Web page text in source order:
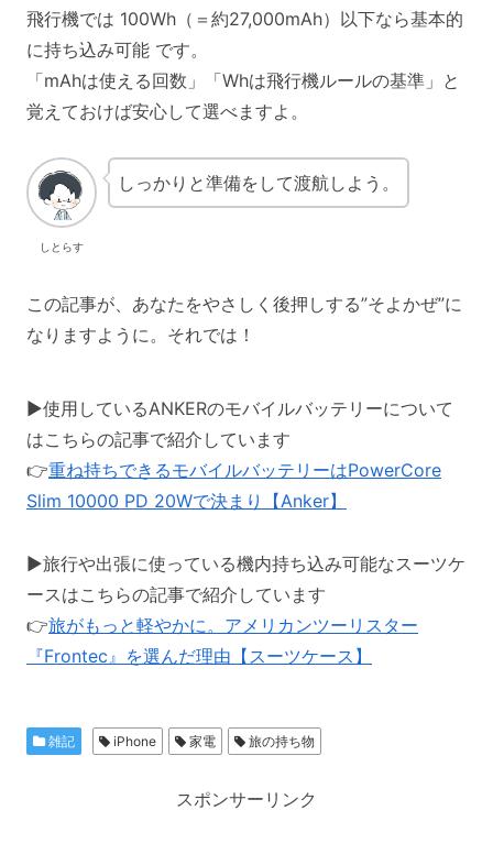
飛行機では 100Wh（＝約27,000mAh）以下なら基本的
に持ち込み可能 です。
「mAhは使える回数」「Whは飛行機ルールの基準」と
覚えておけば安心して選べますよ。
しとらす
しっかりと準備をして渡航しよう。
この記事が、あなたをやさしく後押しする”そよかぜ”に
なりますように。それでは！
▶使用しているANKERのモバイルバッテリーについて
はこちらの記事で紹介しています
👉重ね持ちできるモバイルバッテリーはPowerCore
Slim 10000 PD 20Wで決まり【Anker】
▶旅行や出張に使っている機内持ち込み可能なスーツケ
ースはこちらの記事で紹介しています
👉旅がもっと軽やかに。アメリカンツーリスター
『Frontec』を選んだ理由【スーツケース】
雑記 iPhone 家電 旅の持ち物
スポンサーリンク